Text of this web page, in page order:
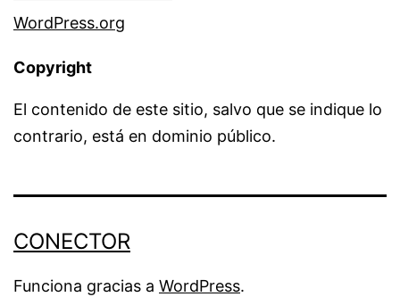
WordPress.org
Copyright
El contenido de este sitio, salvo que se indique lo
contrario, está en dominio público.
CONECTOR
Funciona gracias a WordPress.